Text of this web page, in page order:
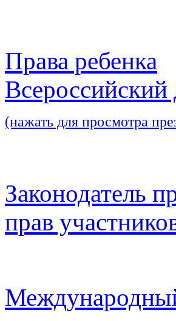
Права ребенка
(нажать для просмотра
Законодатель
прав